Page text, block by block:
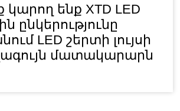
կարող ենք XTD LED
ընկերությունը
LED շերտի լույսի
մատակարարն